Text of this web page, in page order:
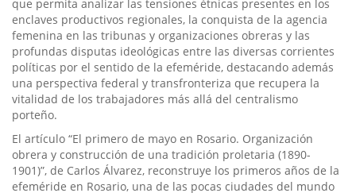
que permita analizar las tensiones étnicas presentes en los
enclaves productivos regionales, la conquista de la agencia
femenina en las tribunas y organizaciones obreras y las
profundas disputas ideológicas entre las diversas corrientes
políticas por el sentido de la efeméride, destacando además
una perspectiva federal y transfronteriza que recupera la
vitalidad de los trabajadores más allá del centralismo
porteño.
El artículo “El primero de mayo en Rosario. Organización
obrera y construcción de una tradición proletaria (1890-
1901)”, de Carlos Álvarez, reconstruye los primeros años de la
efeméride en Rosario, una de las pocas ciudades del mundo